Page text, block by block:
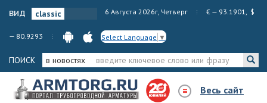
вид 6 Августа 2026г, Четверг € — 93.1901, $
— 80.9293 Select Language ▼
ПОИСК в новостях
Весь сайт